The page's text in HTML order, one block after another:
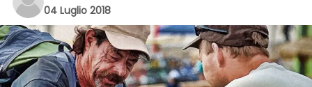
04 Luglio 2018